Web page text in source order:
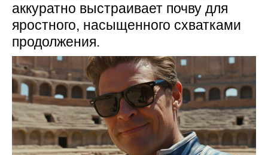
аккуратно выстраивает почву для
яростного, насыщенного схватками
продолжения.